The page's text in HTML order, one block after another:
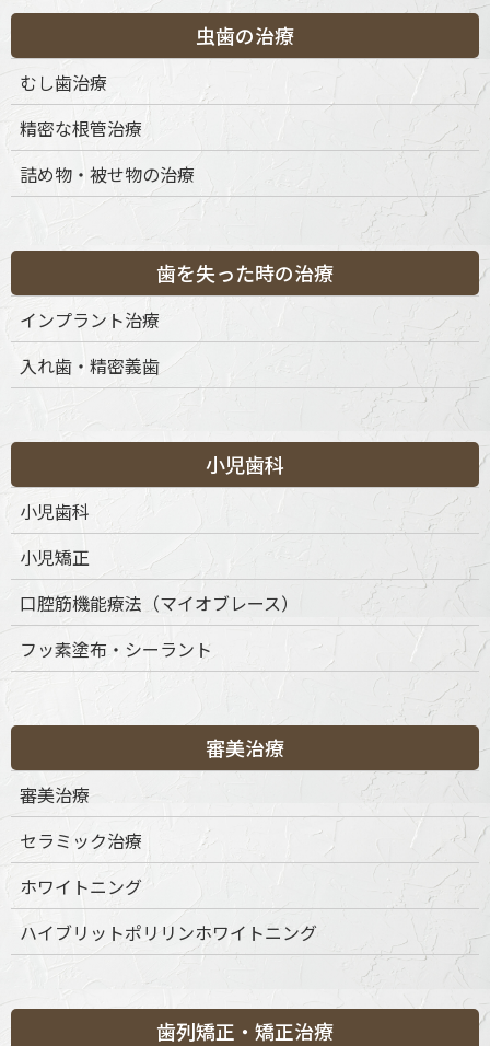
〒151-0063 東京都渋谷区富ケ谷1丁目51-4 代々木八幡メディカ
ルモール4階
インターネット予約：こちらをクリック
診療時間
祝
9:30-13:30
15:00-19:00
◎ ◎ ◎ ◎ ◎ ◎ ◎
◎
※休診日：不定休
虫歯の治療
むし歯治療
精密な根管治療
詰め物・被せ物の治療
歯を失った時の治療
インプラント治療
入れ歯・精密義歯
小児歯科
小児歯科
小児矯正
口腔筋機能療法（マイオブレース）
フッ素塗布・シーラント
審美治療
審美治療
セラミック治療
ホワイトニング
ハイブリットポリリンホワイトニング
歯列矯正・矯正治療